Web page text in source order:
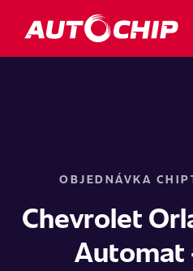
OBJEDNÁVKA
Chevrolet
Automat